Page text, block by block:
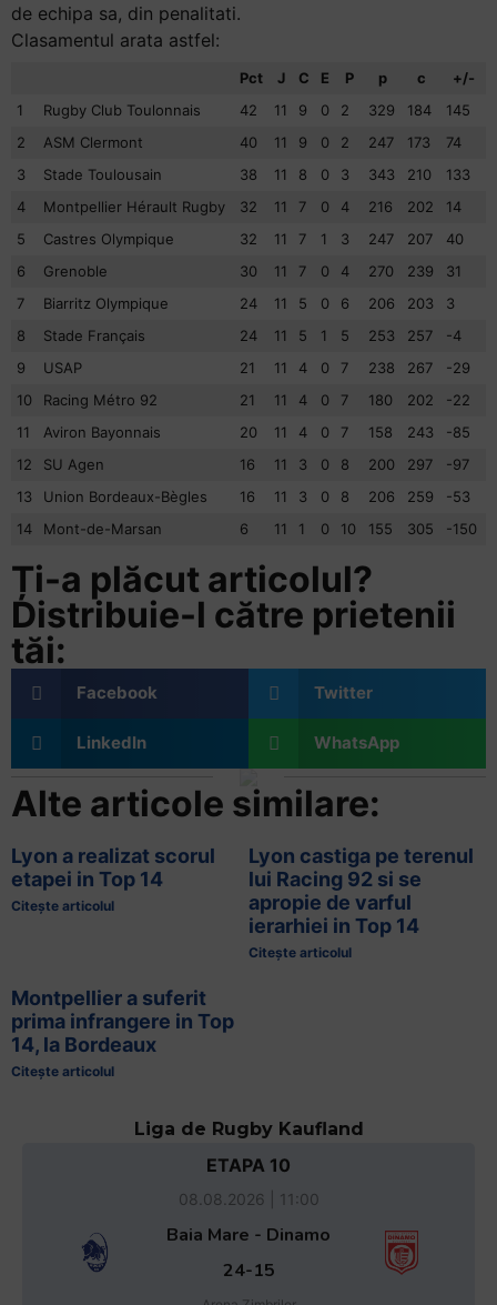
de echipa sa, din penalitati.
Clasamentul arata astfel:
Pct J C E P p c
+/-
1
Rugby Club Toulonnais 42 11 9 0 2 329 184
145
2
ASM Clermont 40 11 9 0 2 247 173
74
3
Stade Toulousain 38 11 8 0 3 343 210
133
4
Montpellier Hérault Rugby 32 11 7 0 4 216 202
14
5
Castres Olympique 32 11 7 1 3 247 207
40
6
Grenoble 30 11 7 0 4 270 239
31
7
Biarritz Olympique 24 11 5 0 6 206 203
3
8
Stade Français 24 11 5 1 5 253 257
-4
9
USAP 21 11 4 0 7 238 267
-29
10
Racing Métro 92 21 11 4 0 7 180 202
-22
11
Aviron Bayonnais 20 11 4 0 7 158 243
-85
12
SU Agen 16 11 3 0 8 200 297
-97
13
Union Bordeaux-Bègles 16 11 3 0 8 206 259
-53
14
Mont-de-Marsan 6 11 1 0 10 155 305 -150
Ți-a plăcut articolul?
Distribuie-l către prietenii
tăi:
Facebook Twitter
LinkedIn WhatsApp
Alte articole similare:
Lyon a realizat scorul
etapei in Top 14
Citește articolul
Lyon castiga pe terenul
lui Racing 92 si se
apropie de varful
ierarhiei in Top 14
Citește articolul
Montpellier a suferit
prima infrangere in Top
14, la Bordeaux
Citește articolul
Liga de Rugby Kaufland
ETAPA 10
08.08.2026 | 11:00
Baia Mare - Dinamo
24-15